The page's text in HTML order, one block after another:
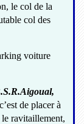
le col de la
col des
voiture
de placer à
ravitaillement,